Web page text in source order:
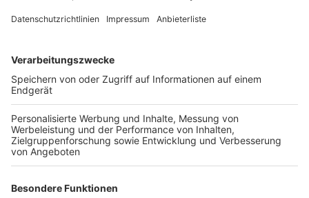
FOLGE DEM BFV
TOP-VEREINE
TOP-PARTNER